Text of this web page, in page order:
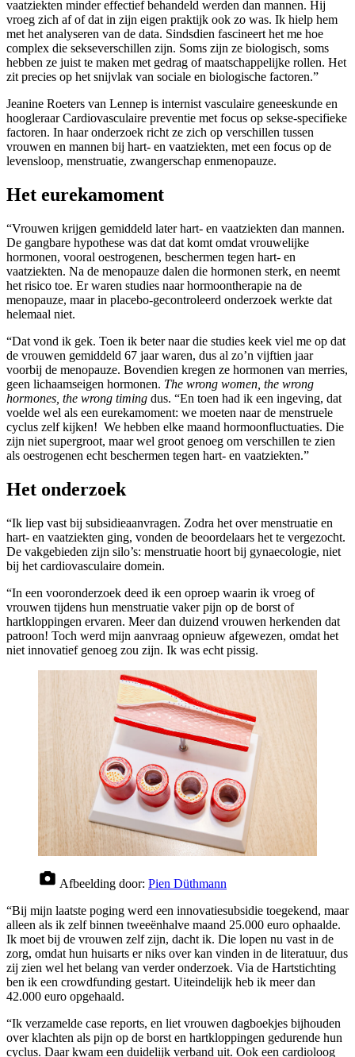
vaatziekten minder effectief behandeld werden dan mannen. Hij
vroeg zich af of dat in zijn eigen praktijk ook zo was. Ik hielp hem
met het analyseren van de data. Sindsdien fascineert het me hoe
complex die sekseverschillen zijn. Soms zijn ze biologisch, soms
hebben ze juist te maken met gedrag of maatschappelijke rollen. Het
zit precies op het snijvlak van sociale en biologische factoren.”
Jeanine Roeters van Lennep is internist vasculaire geneeskunde en
hoogleraar Cardiovasculaire preventie met focus op sekse-specifieke
factoren. In haar onderzoek richt ze zich op verschillen tussen
vrouwen en mannen bij hart- en vaatziekten, met een focus op de
levensloop, menstruatie, zwangerschap enmenopauze.
Het eurekamoment
“Vrouwen krijgen gemiddeld later hart- en vaatziekten dan mannen.
De gangbare hypothese was dat dat komt omdat vrouwelijke
hormonen, vooral oestrogenen, beschermen tegen hart- en
vaatziekten. Na de menopauze dalen die hormonen sterk, en neemt
het risico toe. Er waren studies naar hormoontherapie na de
menopauze, maar in placebo-gecontroleerd onderzoek werkte dat
helemaal niet.
“Dat vond ik gek. Toen ik beter naar die studies keek viel me op dat
de vrouwen gemiddeld 67 jaar waren, dus al zo’n vijftien jaar
voorbij de menopauze. Bovendien kregen ze hormonen van merries,
geen lichaamseigen hormonen. The wrong women, the wrong
hormones, the wrong timing dus. “En toen had ik een ingeving, dat
voelde wel als een eurekamoment: we moeten naar de menstruele
cyclus zelf kijken! We hebben elke maand hormoonfluctuaties. Die
zijn niet supergroot, maar wel groot genoeg om verschillen te zien
als oestrogenen echt beschermen tegen hart- en vaatziekten.”
Het onderzoek
“Ik liep vast bij subsidieaanvragen. Zodra het over menstruatie en
hart- en vaatziekten ging, vonden de beoordelaars het te vergezocht.
De vakgebieden zijn silo’s: menstruatie hoort bij gynaecologie, niet
bij het cardiovasculaire domein.
“In een vooronderzoek deed ik een oproep waarin ik vroeg of
vrouwen tijdens hun menstruatie vaker pijn op de borst of
hartkloppingen ervaren. Meer dan duizend vrouwen herkenden dat
patroon! Toch werd mijn aanvraag opnieuw afgewezen, omdat het
niet innovatief genoeg zou zijn. Ik was echt pissig.
Afbeelding door: Pien Düthmann
“Bij mijn laatste poging werd een innovatiesubsidie toegekend, maar
alleen als ik zelf binnen tweeënhalve maand 25.000 euro ophaalde.
Ik moet bij de vrouwen zelf zijn, dacht ik. Die lopen nu vast in de
zorg, omdat hun huisarts er niks over kan vinden in de literatuur, dus
zij zien wel het belang van verder onderzoek. Via de Hartstichting
ben ik een crowdfunding gestart. Uiteindelijk heb ik meer dan
42.000 euro opgehaald.
“Ik verzamelde case reports, en liet vrouwen dagboekjes bijhouden
over klachten als pijn op de borst en hartkloppingen gedurende hun
cyclus. Daar kwam een duidelijk verband uit. Ook een cardioloog